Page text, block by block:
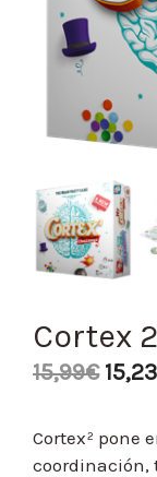
Cortex
15,99€ 15,23
Cortex² pone
coordinación,